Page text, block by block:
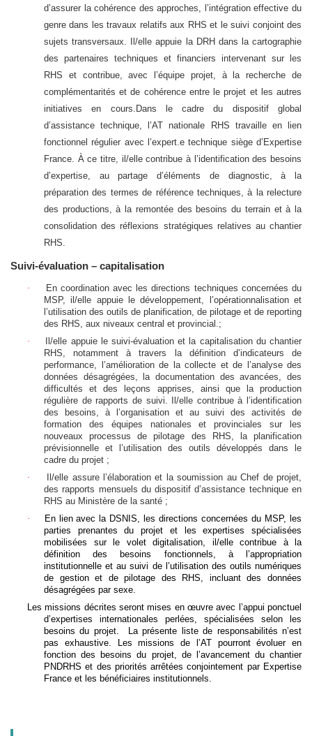
d’assurer la cohérence des approches, l’intégration effective du
genre dans les travaux relatifs aux RHS et le suivi conjoint des
sujets transversaux. Il/elle appuie la DRH dans la cartographie
des partenaires techniques et financiers intervenant sur les
RHS et contribue, avec l’équipe projet, à la recherche de
complémentarités et de cohérence entre le projet et les autres
initiatives en cours.Dans le cadre du dispositif global
d’assistance technique, l’AT nationale RHS travaille en lien
fonctionnel régulier avec l’expert.e technique siège d’Expertise
France. À ce titre, il/elle contribue à l’identification des besoins
d’expertise, au partage d’éléments de diagnostic, à la
préparation des termes de référence techniques, à la relecture
des productions, à la remontée des besoins du terrain et à la
consolidation des réflexions stratégiques relatives au chantier
RHS.
Suivi-évaluation – capitalisation
·
En coordination avec les directions techniques concernées du
MSP, il/elle appuie le développement, l’opérationnalisation et
l’utilisation des outils de planification, de pilotage et de reporting
des RHS, aux niveaux central et provincial.;
·
Il/elle appuie le suivi-évaluation et la capitalisation du chantier
RHS, notamment à travers la définition d’indicateurs de
performance, l’amélioration de la collecte et de l’analyse des
données désagrégées, la documentation des avancées, des
difficultés et des leçons apprises, ainsi que la production
régulière de rapports de suivi. Il/elle contribue à l’identification
des besoins, à l’organisation et au suivi des activités de
formation des équipes nationales et provinciales sur les
nouveaux processus de pilotage des RHS, la planification
prévisionnelle et l’utilisation des outils développés dans le
cadre du projet ;
·
Il/elle assure l’élaboration et la soumission au Chef de projet,
des rapports mensuels du dispositif d’assistance technique en
RHS au Ministère de la santé ;
·
En lien avec la DSNIS, les directions concernées du MSP, les
parties prenantes du projet et les expertises spécialisées
mobilisées sur le volet digitalisation, il/elle contribue à la
définition des besoins fonctionnels, à l’appropriation
institutionnelle et au suivi de l’utilisation des outils numériques
de gestion et de pilotage des RHS, incluant des données
désagrégées par sexe.
Les missions décrites seront mises en œuvre avec l’appui ponctuel
d’expertises internationales perlées, spécialisées selon les
besoins du projet. La présente liste de responsabilités n’est
pas exhaustive. Les missions de l’AT pourront évoluer en
fonction des besoins du projet, de l’avancement du chantier
PNDRHS et des priorités arrêtées conjointement par Expertise
France et les bénéficiaires institutionnels.